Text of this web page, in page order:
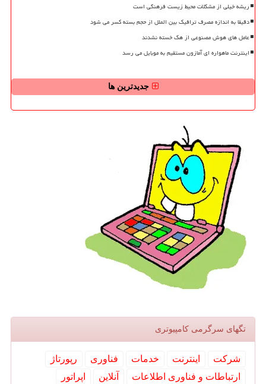
ریشه خیلی از مشکلات محیط زیست فرهنگی است
دقیقا به اندازه مصرف ترافیک بین الملل از حجم بسته کسر می شود
عامل های هوش مصنوعی از هک خسته نشدند
اینترنت ماهواره ای آمازون مستقیم به موبایل می رسد
جدیدترین ها
تگهای سرگرمی كامپیوتری
شركت اینترنت خدمات فناوری
رپورتاژ
ارتباطات و فناوری اطلاعات
آنلاین اپراتور